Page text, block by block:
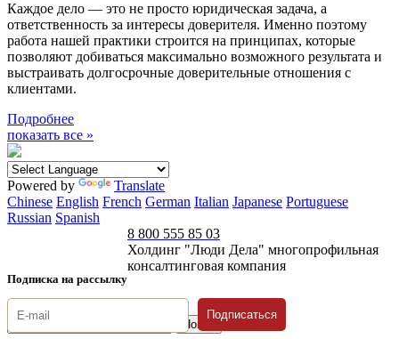
Каждое дело — это не просто юридическая задача, а
ответственность за интересы доверителя. Именно поэтому
работа нашей практики строится на принципах, которые
позволяют добиваться максимально возможного результата и
выстраивать долгосрочные доверительные отношения с
клиентами.
Подробнее
показать все »
Powered by
Translate
Chinese English French German Italian Japanese Portuguese
Russian Spanish
Подписка на рассылку
8 800 555 85 03
Холдинг "Люди Дела" многопрофильная
консалтинговая компания
Подписаться